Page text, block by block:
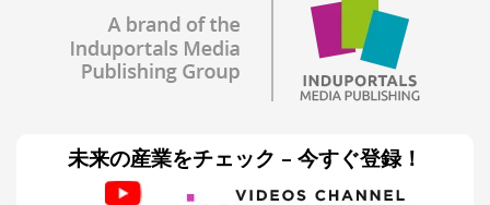
未来の産業をチェック – 今すぐ登録！